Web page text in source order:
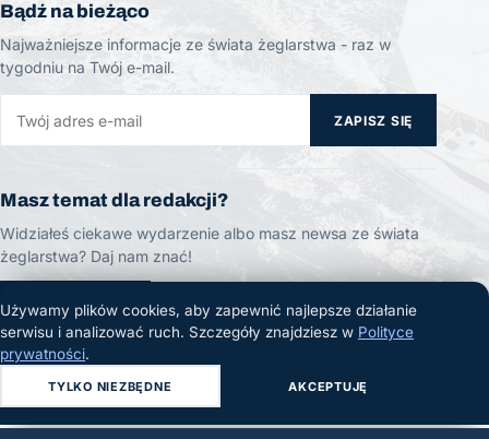
Bądź na bieżąco
Najważniejsze informacje ze świata żeglarstwa - raz w
tygodniu na Twój e-mail.
ZAPISZ SIĘ
Masz temat dla redakcji?
Widziałeś ciekawe wydarzenie albo masz newsa ze świata
żeglarstwa? Daj nam znać!
ZGŁOŚ TEMAT
© 2026 Żeglarski.info. Wszelkie prawa zastrzeżone.
Używamy plików cookies, aby zapewnić najlepsze działanie
serwisu i analizować ruch. Szczegóły znajdziesz w Polityce
prywatności.
TYLKO NIEZBĘDNE AKCEPTUJĘ